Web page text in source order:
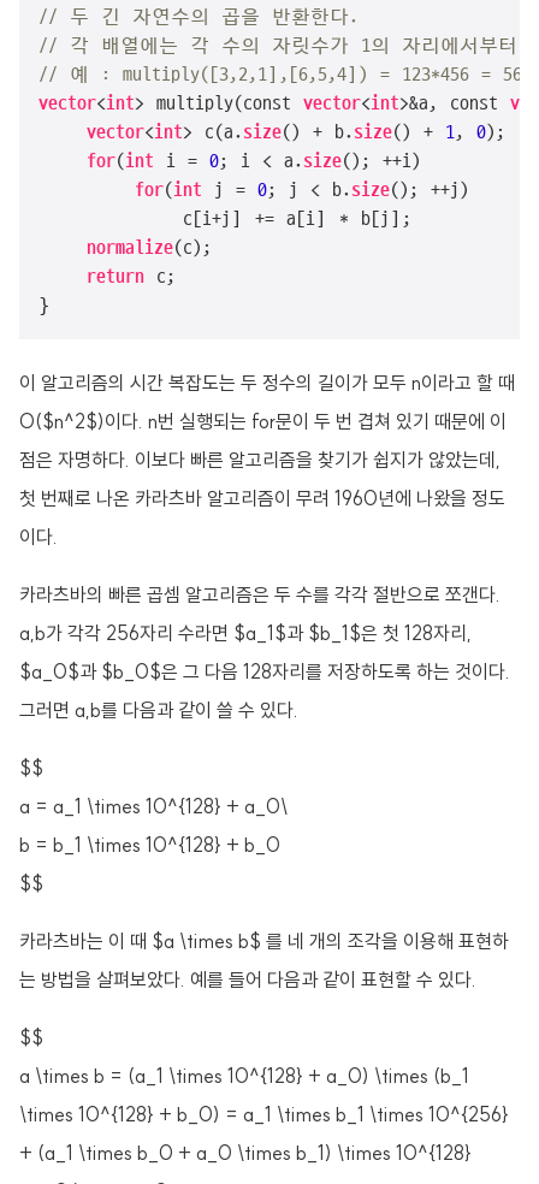
// 두 긴 자연수의 곱을 반환한다.
// 각 배열에는 각 수의 자릿수가 1의 자리에서부터
// 예 : multiply([3,2,1],[6,5,4]) = 123*456 =
vector<int> multiply(const vector<int>&a, const
vector<int> c(a. size() + b. size() + 1, 0);
for(int i = 0; i < a. size(); ++i)
for(int j = 0; j < b. size(); ++j)
            c[i+j] += a[i] * b[j];
normalize(c);
return c;
}
이 알고리즘의 시간 복잡도는 두 정수의 길이가 모두 n이라고 할 때
O($n^2$)이다. n번 실행되는 for문이 두 번 겹쳐 있기 때문에 이
점은 자명하다. 이보다 빠른 알고리즘을 찾기가 쉽지가 않았는데,
첫 번째로 나온 카라츠바 알고리즘이 무려 1960년에 나왔을 정도
이다.
카라츠바의 빠른 곱셈 알고리즘은 두 수를 각각 절반으로 쪼갠다.
a,b가 각각 256자리 수라면 $a_1$과 $b_1$은 첫 128자리,
$a_0$과 $b_0$은 그 다음 128자리를 저장하도록 하는 것이다.
그러면 a,b를 다음과 같이 쓸 수 있다.
$$
a = a_1 \times 10^{128} + a_0\
b = b_1 \times 10^{128} + b_0
$$
카라츠바는 이 때 $a \times b$ 를 네 개의 조각을 이용해 표현하
는 방법을 살펴보았다. 예를 들어 다음과 같이 표현할 수 있다.
$$
a \times b = (a_1 \times 10^{128} + a_0) \times (b_1
\times 10^{128} + b_0) = a_1 \times b_1 \times 10^{256}
+ (a_1 \times b_0 + a_0 \times b_1) \times 10^{128}